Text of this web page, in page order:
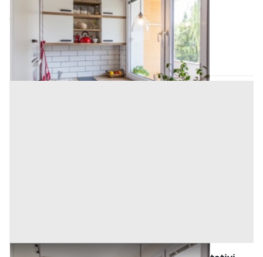
Ospedaletto Euganeo (Padova)
Offerta minima
69.600 € 92.800 €
Codice asta:65dda29b
Asta chiusa